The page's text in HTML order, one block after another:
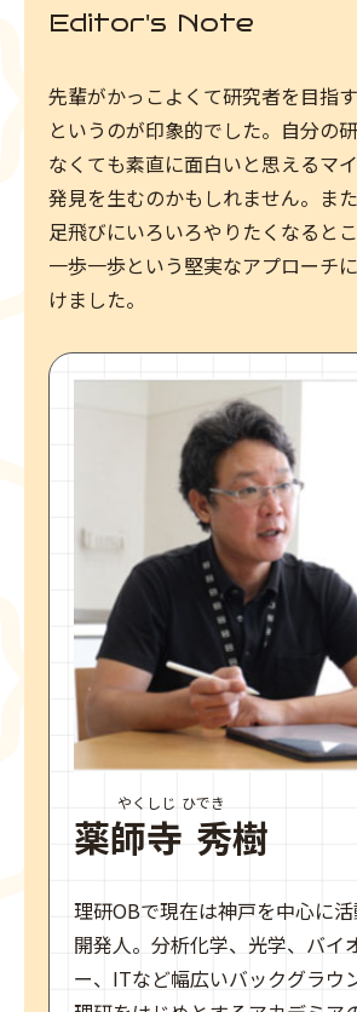
Editor's Note
先輩がかっこよくて研究者を目指
というのが印象的でした。自分の
なくても素直に面白いと思えるマ
発見を生むのかもしれません。ま
足飛びにいろいろやりたくなると
一歩一歩という堅実なアプローチ
けました。
やくしじ ひでき
薬師寺 秀樹
理研OBで現在は神戸を中心に
開発人。分析化学、光学、バイ
ー、ITなど幅広いバックグラウ